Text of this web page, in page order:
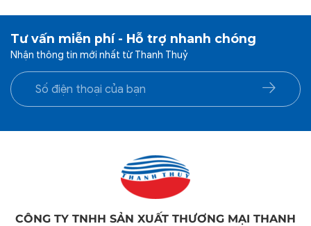
Tư vấn miễn phí - Hỗ trợ nhanh chóng
Nhận thông tin mới nhất từ Thanh Thuỷ
CÔNG TY TNHH SẢN XUẤT THƯƠNG MẠI THANH